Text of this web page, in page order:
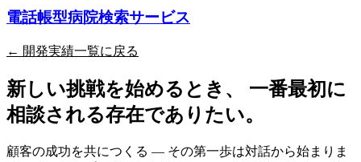
電話帳型病院検索サービス
← 開発実績一覧に戻る
新しい挑戦を始めるとき、 一番最初に
相談される存在でありたい。
顧客の成功を共につくる — その第一歩は対話から始まりま